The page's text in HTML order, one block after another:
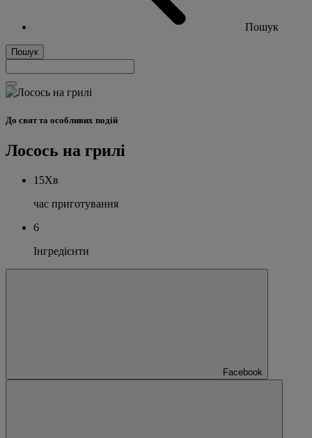
Пошук
Пошук
До свят та особливих подій
Лосось на грилі
15Хв
час приготування
6
Інгредієнти
Facebook